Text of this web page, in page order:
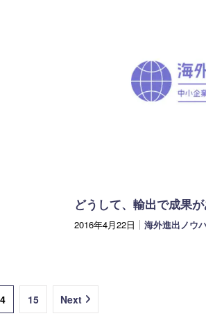
どうして、輸出で成果
2016年4月22日 海外進出ノウ
15 Next